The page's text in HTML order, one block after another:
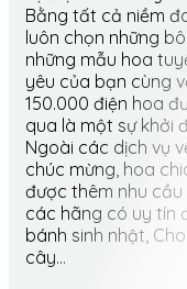
Bằng tất cả niềm
luôn chọn những
những mẫu hoa
yêu của bạn cùng
150.000 điện hoa
qua là một sự khởi
Ngoài các dịch vụ
chúc mừng, hoa
được thêm nhu
các hãng có uy tín
bánh sinh nhật,
cây…